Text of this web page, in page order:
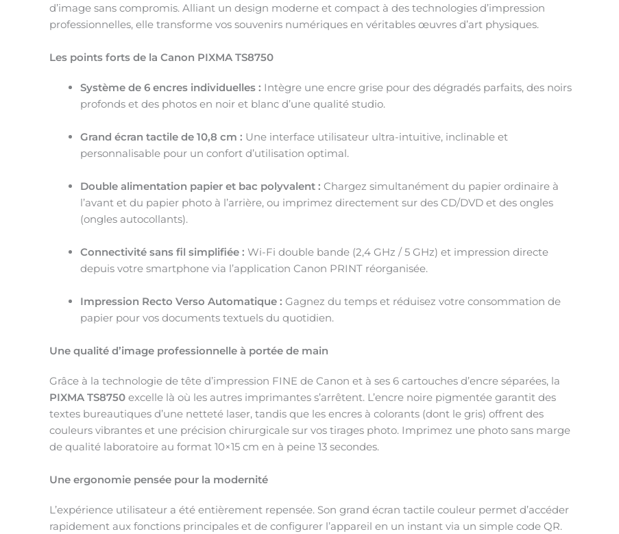
d’image sans compromis. Alliant un design moderne et compact à des technologies d’impression
professionnelles, elle transforme vos souvenirs numériques en véritables œuvres d’art physiques.
Les points forts de la Canon PIXMA TS8750
Système de 6 encres individuelles : Intègre une encre grise pour des dégradés parfaits, des noirs
profonds et des photos en noir et blanc d’une qualité studio.
Grand écran tactile de 10,8 cm : Une interface utilisateur ultra-intuitive, inclinable et
personnalisable pour un confort d’utilisation optimal.
Double alimentation papier et bac polyvalent : Chargez simultanément du papier ordinaire à
l’avant et du papier photo à l’arrière, ou imprimez directement sur des CD/DVD et des ongles
(ongles autocollants).
Connectivité sans fil simplifiée : Wi-Fi double bande (2,4 GHz / 5 GHz) et impression directe
depuis votre smartphone via l’application Canon PRINT réorganisée.
Impression Recto Verso Automatique : Gagnez du temps et réduisez votre consommation de
papier pour vos documents textuels du quotidien.
Une qualité d’image professionnelle à portée de main
Grâce à la technologie de tête d’impression FINE de Canon et à ses 6 cartouches d’encre séparées, la
PIXMA TS8750 excelle là où les autres imprimantes s’arrêtent. L’encre noire pigmentée garantit des
textes bureautiques d’une netteté laser, tandis que les encres à colorants (dont le gris) offrent des
couleurs vibrantes et une précision chirurgicale sur vos tirages photo. Imprimez une photo sans marge
de qualité laboratoire au format 10×15 cm en à peine 13 secondes.
Une ergonomie pensée pour la modernité
L’expérience utilisateur a été entièrement repensée. Son grand écran tactile couleur permet d’accéder
rapidement aux fonctions principales et de configurer l’appareil en un instant via un simple code QR.